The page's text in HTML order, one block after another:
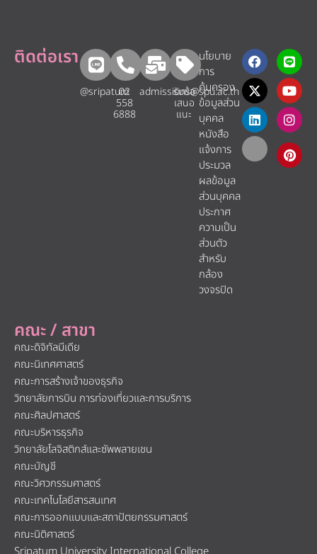
คณะ / สาขา
คณะดิจิทัลมีเดีย
คณะนิเทศศาสตร์
คณะการสร้างเจ้าของธุรกิจ
วิทยาลัยการบิน การท่องเที่ยวและการบริการ
คณะศิลปศาสตร์
คณะบริหารธุรกิจ
วิทยาลัยโลจิสติกส์และซัพพลายเชน
คณะบัญชี
คณะวิศวกรรมศาสตร์
คณะเทคโนโลยีสารสนเทศ
คณะการออกแบบและสถาปัตยกรรมศาสตร์
คณะนิติศาสตร์
ติดต่อเรา
@sripatum
02
558
6888
admissions@spu.ac.th
รับข้อ
เสนอ
แนะ​
นโยบาย
การ
คุ้มครอง
ข้อมูลส่วน
บุคคล
หนังสือ
แจ้งการ
ประมวล
ผลข้อมูล
ส่วนบุคคล
ประกาศ
ความเป็น
ส่วนตัว
สำหรับ
กล้อง
วงจรปิด